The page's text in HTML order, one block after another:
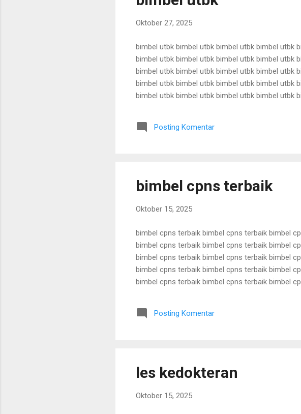
Oktober 27, 2025
bimbel utbk bimbel utbk bimbel utbk bimbel utbk
bimbel utbk bimbel utbk bimbel utbk bimbel utbk
bimbel utbk bimbel utbk bimbel utbk bimbel utbk
bimbel utbk bimbel utbk bimbel utbk bimbel utbk
bimbel utbk bimbel utbk bimbel utbk bimbel utbk
bimbel utbk bimbel utbk bimbel utbk bimbel utbk
Posting Komentar
bimbel cpns terbaik
Oktober 15, 2025
bimbel cpns terbaik bimbel cpns terbaik bimbel
bimbel cpns terbaik bimbel cpns terbaik bimbel
bimbel cpns terbaik bimbel cpns terbaik bimbel
bimbel cpns terbaik bimbel cpns terbaik bimbel
bimbel cpns terbaik bimbel cpns terbaik bimbel
bimbel cpns terbaik bimbel cpns terbaik bimbel
bimbel cpns terbaik bimbel cpns terbaik bimbel
Posting Komentar
les kedokteran
Oktober 15, 2025